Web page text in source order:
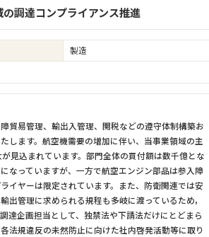
調達コンプライアンス推進
製造
貿易管理、輸出入管理、関税などの遵守体制構築お
します。航空機需要の増加に伴い、当事業領域の主
見込まれています。部門全体の買付額は数千億とな
なっていますが、一方で航空エンジン部品は参入障
イヤーは限定されています。また、防衛関連では安
管理に求められる規程も多岐に渡っているため，
達企画担当として、独禁法や下請法だけにとどまら
法規違反の未然防止に向けた社内啓発活動等に取り